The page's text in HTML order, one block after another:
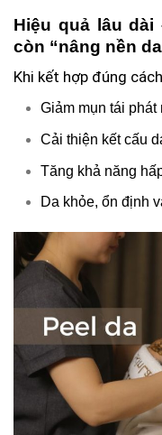
Hiệu quả lâu
còn “nâng nền
Khi kết hợp đúng
Giảm mụn tái
Cải thiện kết cấu
Tăng khả năng
Da khỏe, ổn định